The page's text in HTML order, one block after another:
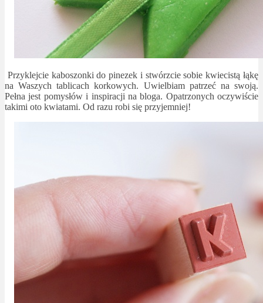
Przyklejcie kaboszonki do pinezek i stwórzcie sobie kwiecistą łąkę
na Waszych tablicach korkowych. Uwielbiam patrzeć na swoją.
Pełna jest pomysłów i inspiracji na bloga. Opatrzonych oczywiście
takimi oto kwiatami. Od razu robi się przyjemniej!